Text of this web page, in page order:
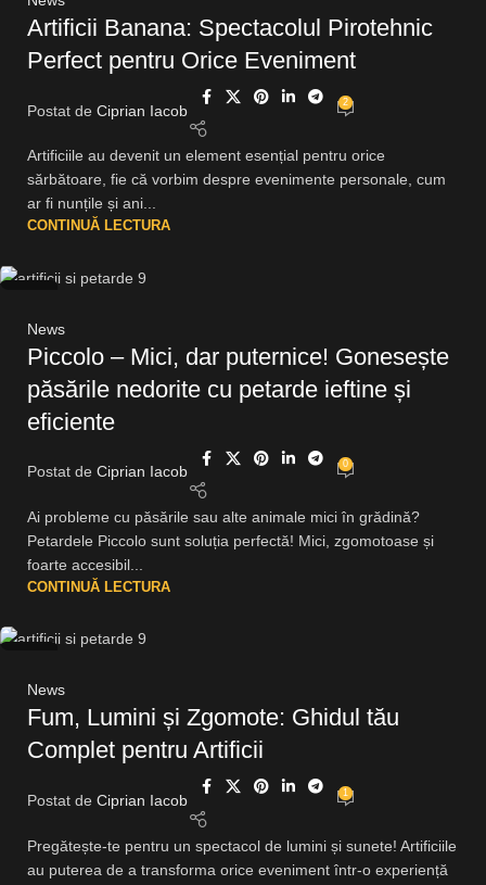
Artificii Banana: Spectacolul Pirotehnic
Perfect pentru Orice Eveniment
Postat de Ciprian Iacob 2
Artificiile au devenit un element esențial pentru orice
sărbătoare, fie că vorbim despre evenimente personale, cum
ar fi nunțile și ani...
CONTINUĂ LECTURA
News
Piccolo – Mici, dar puternice! Gonesește
păsările nedorite cu petarde ieftine și
eficiente
Postat de Ciprian Iacob 0
Ai probleme cu păsările sau alte animale mici în grădină?
Petardele Piccolo sunt soluția perfectă! Mici, zgomotoase și
foarte accesibil...
CONTINUĂ LECTURA
News
Fum, Lumini și Zgomote: Ghidul tău
Complet pentru Artificii
Postat de Ciprian Iacob 1
Pregătește-te pentru un spectacol de lumini și sunete! Artificiile
au puterea de a transforma orice eveniment într-o experiență